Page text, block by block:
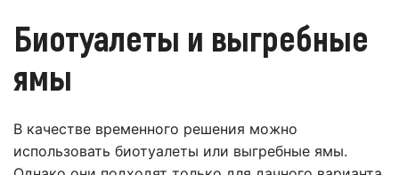
Биотуалеты и выгребные
ямы
В качестве временного решения можно
использовать биотуалеты или выгребные ямы.